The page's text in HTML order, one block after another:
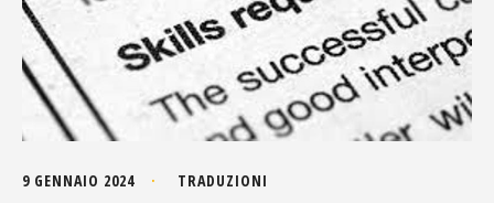
9 GENNAIO 2024 TRADUZIONI